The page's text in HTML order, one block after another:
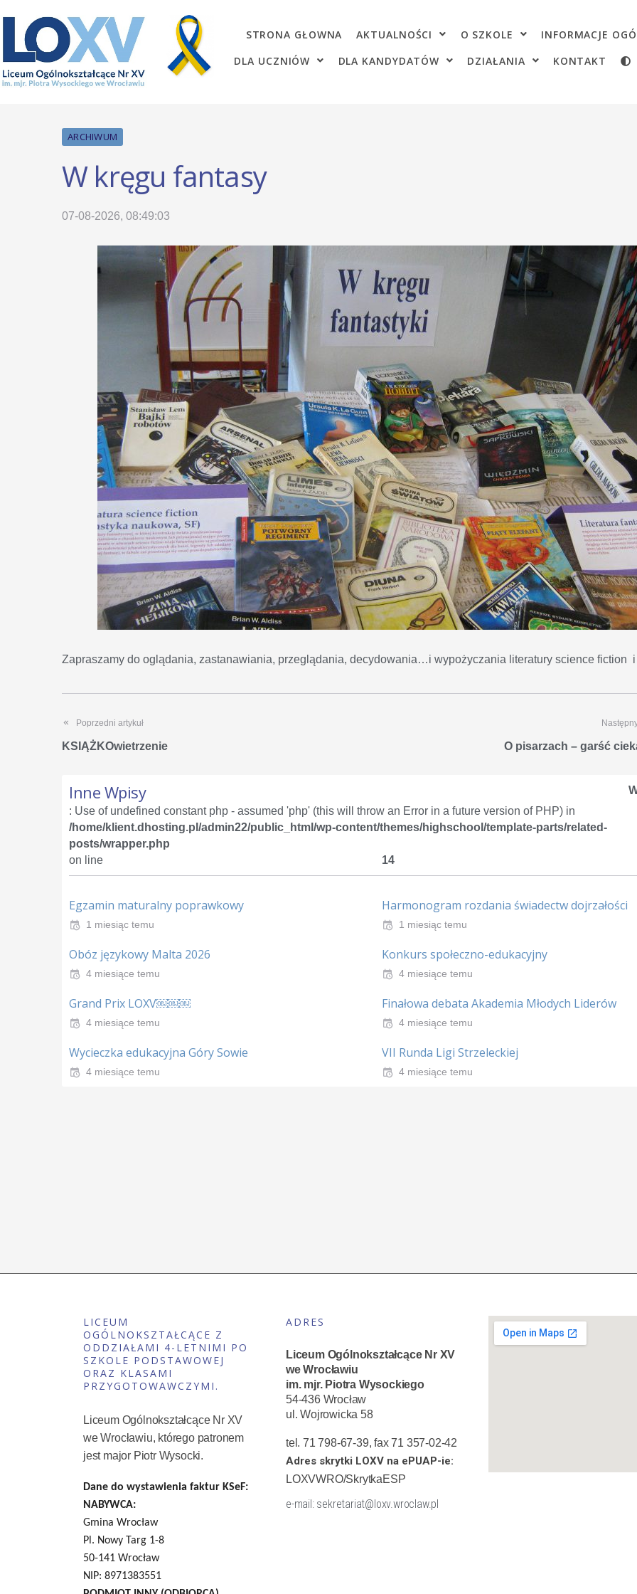
STRONA GŁOWNA AKTUALNOŚCI O SZKOLE INFORMACJE
DLA UCZNIÓW
DLA KANDYDATÓW DZIAŁANIA KONTAKT
ARCHIWUM
W kręgu fantasy
07-08-2026, 08:49:03
Zapraszamy do oglądania, zastanawiania, przeglądania, decydowania…i wypożyczania literatury science fiction i
Poprzedni artykuł
KSIĄŻKOwietrzenie O pisarzach – garść
Inne Wpisy
: Use of undefined constant php - assumed 'php' (this will throw an Error in a future version of PHP) in
/home/klient.dhosting.pl/admin22/public_html/wp-content/themes/highschool/template-parts/related-
posts/wrapper.php
on line
14
Egzamin maturalny poprawkowy
1 miesiąc temu
Harmonogram rozdania świadectw dojrzałości
1 miesiąc temu
Obóz językowy Malta 2026
4 miesiące temu
Konkurs społeczno-edukacyjny
4 miesiące temu
Grand Prix LOXV￼￼￼
4 miesiące temu
Finałowa debata Akademia Młodych Liderów
4 miesiące temu
Wycieczka edukacyjna Góry Sowie
4 miesiące temu
VII Runda Ligi Strzeleckiej
4 miesiące temu
LICEUM
OGÓLNOKSZTAŁCĄCE Z
ODDZIAŁAMI 4-LETNIMI PO
SZKOLE PODSTAWOWEJ
ORAZ KLASAMI
PRZYGOTOWAWCZYMI.
Liceum Ogólnokształcące Nr XV
we Wrocławiu, którego patronem
jest major Piotr Wysocki.
Dane do wystawienia faktur KSeF:
NABYWCA:
Gmina Wrocław
Pl. Nowy Targ 1-8
50-141 Wrocław
NIP: 8971383551
ADRES
Liceum Ogólnokształcące Nr XV
we Wrocławiu
im. mjr. Piotra Wysockiego
54-436 Wrocław
ul. Wojrowicka 58
tel. 71 798-67-39, fax 71 357-02-42
Adres skrytki LOXV na ePUAP-ie:
LOXVWRO/SkrytkaESP
e-mail: sekretariat@loxv.wroclaw.pl